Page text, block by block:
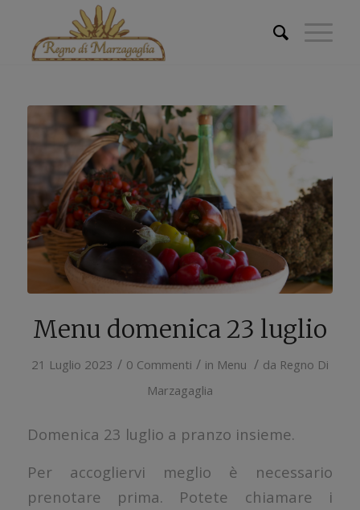
Menu domenica 23 luglio
21 Luglio 2023 / 0 Commenti / in Menu / da Regno Di
Marzagaglia
Domenica 23 luglio a pranzo insieme.
Per accogliervi meglio è necessario
prenotare prima. Potete chiamare i